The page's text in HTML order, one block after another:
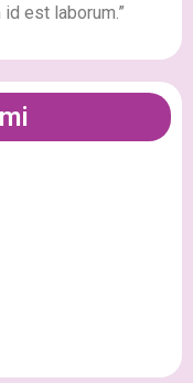
est laborum.”